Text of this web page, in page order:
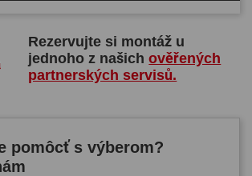
Rezervujte si montáž u
jednoho z našichověřených
partnerských servisů.
pomôcť s výberom?